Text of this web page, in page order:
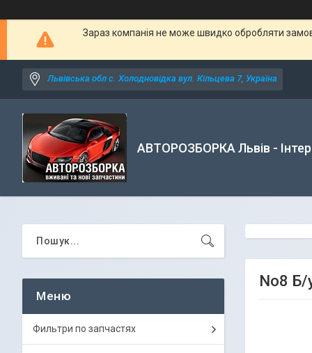
Зараз компанія не може швидко обробляти
Львівська обл с. Холодновідка вул. Кільцева 7, Україна
АВТОРОЗБОРКА Львів -
No8 Б/
Фильтри по запчастях